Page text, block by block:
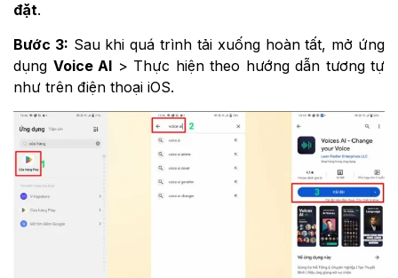
đặt.
Bước 3: Sau khi quá trình tải xuống hoàn tất, mở ứng
dụng Voice AI > Thực hiện theo hướng dẫn tương tự
như trên điện thoại iOS.